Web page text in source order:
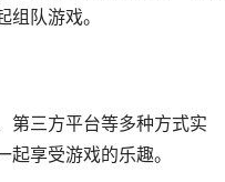
队游戏。
第三方平台等多种方式实
享受游戏的乐趣。